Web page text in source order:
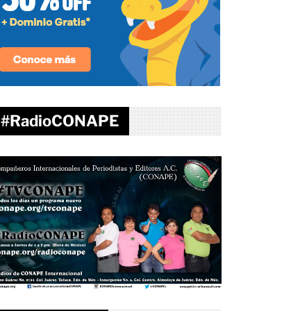
#RadioCONAPE